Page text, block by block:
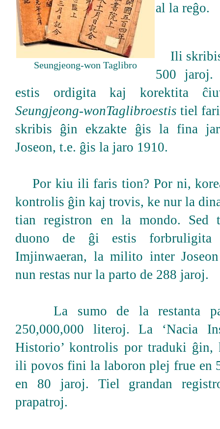
Seungjeong-won Taglibro
al la reĝo.
Ili skribis
500 jaroj.
estis ordigita kaj korektita
Seungjeong-wonTaglibroestis tiel
skribis ĝin ekzakte ĝis la fina
Joseon, t.e. ĝis la jaro 1910.
Por kiu ili faris tion? Por ni,
kontrolis ĝin kaj trovis, ke nur la
tian registron en la mondo. Sed
duono de ĝi estis
Imjinwaeran, la milito inter
nun restas nur la parto de 288 jaroj.
La sumo de la restanta
250,000,000 literoj. La ‘Nacia
Historio’ kontrolis por traduki ĝin,
ili povos fini la laboron plej frue en
en 80 jaroj. Tiel grandan
prapatroj.